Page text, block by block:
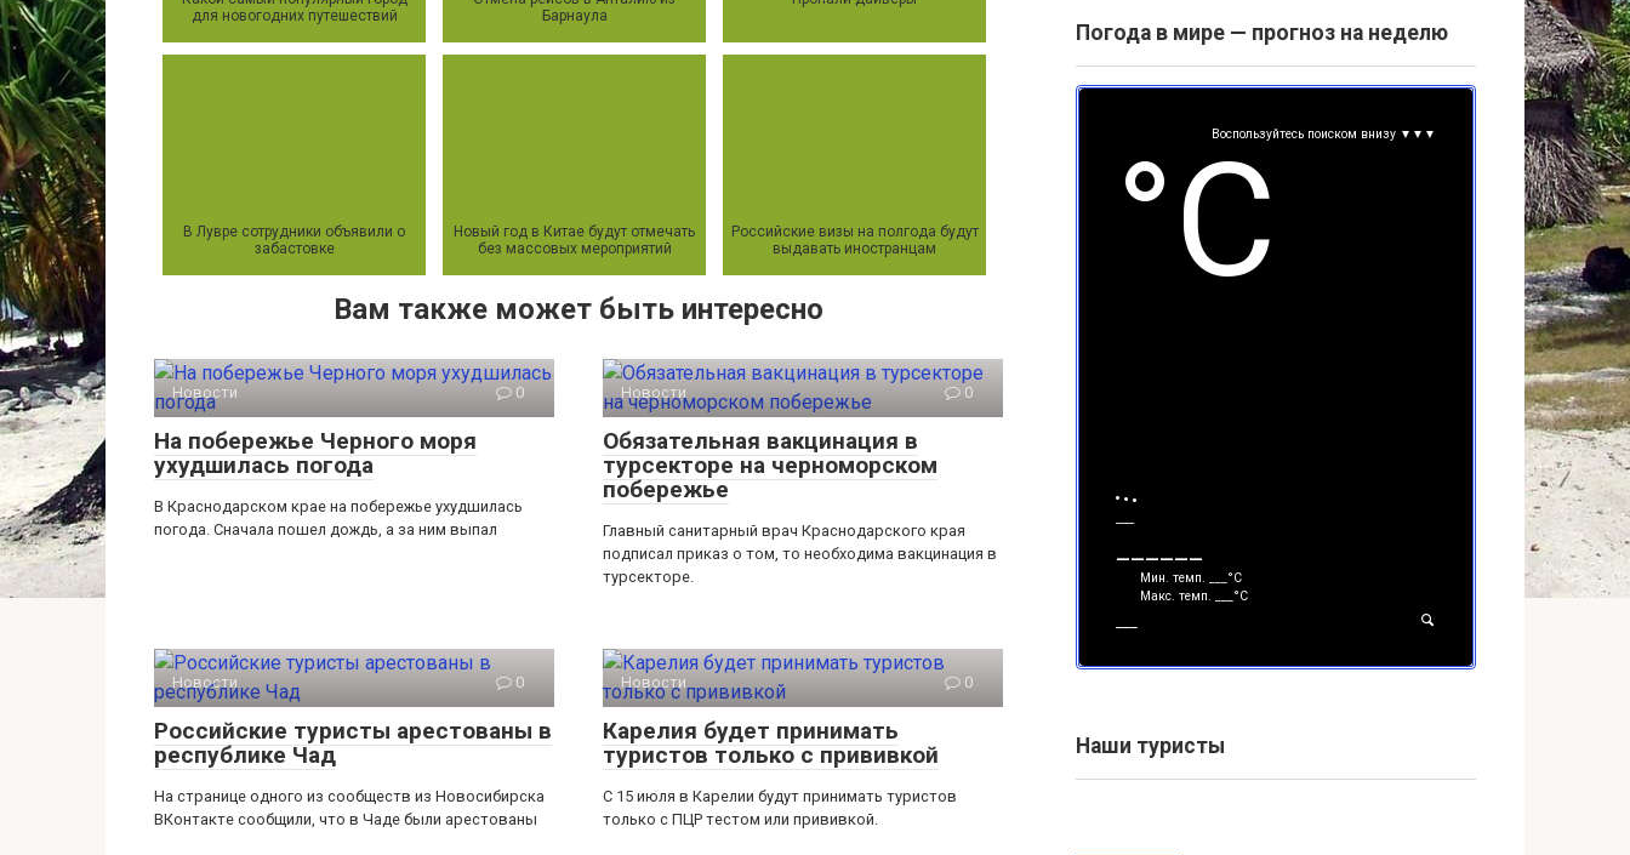
для новогодних путешествий
Барнаула
В Лувре сотрудники объявили о
забастовке
Новый год в Китае будут отмечать
без массовых мероприятий
Российские визы на полгода будут
выдавать иностранцам
Вам также может быть интересно
Новости 0
На побережье Черного моря
ухудшилась погода
В Краснодарском крае на побережье ухудшилась
погода. Сначала пошел дождь, а за ним выпал
Новости 0
Обязательная вакцинация в
турсекторе на черноморском
побережье
Главный санитарный врач Краснодарского края
подписал приказ о том, то необходима вакцинация в
турсекторе.
Новости 0
Российские туристы арестованы в
республике Чад
На странице одного из сообществ из Новосибирска
ВКонтакте сообщили, что в Чаде были арестованы
Новости 0
Карелия будет принимать
туристов только с прививкой
С 15 июля в Карелии будут принимать туристов
только с ПЦР тестом или прививкой.
Погода в мире — прогноз на неделю
Воспользуйтесь поиском внизу ▼▼▼
°С
Мин. темп.
°С
Макс. темп.
°С
Наши туристы